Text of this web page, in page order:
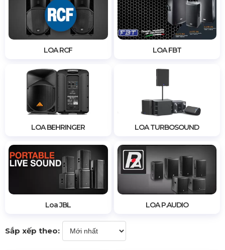
LOA RCF LOA FBT
LOA BEHRINGER LOA TURBOSOUND
Loa JBL LOA P.AUDIO
Sắp xếp theo: